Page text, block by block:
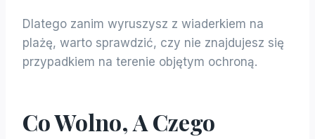
Dlatego zanim wyruszysz z wiaderkiem na
plażę, warto sprawdzić, czy nie znajdujesz się
przypadkiem na terenie objętym ochroną.
Co Wolno, A Czego